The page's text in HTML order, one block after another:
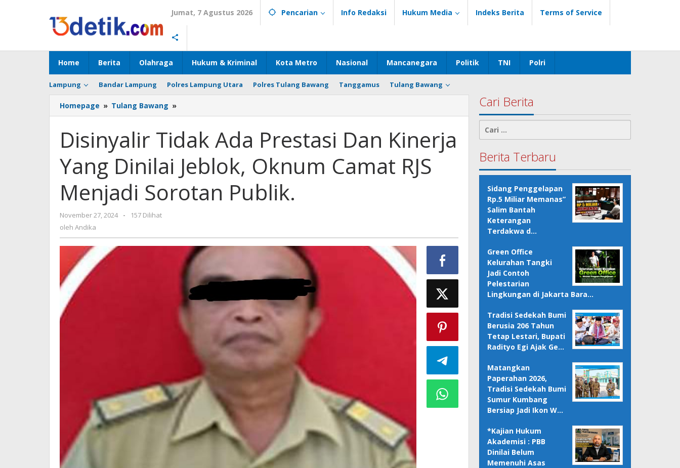
Jumat, 7 Agustus 2026 Pencarian Info Redaksi Hukum Media Indeks Berita Terms of Service
Home Berita Olahraga Hukum & Kriminal Kota Metro Nasional Mancanegara Politik TNI Polri
Lampung Bandar Lampung Polres Lampung Utara Polres Tulang Bawang Tanggamus Tulang Bawang
Homepage » Tulang Bawang »
Tidak
Prestasi
Dan
Kinerja
Yang
Dinilai
Jeblok,
Oknum
Sorotan
Publik.
Disinyalir Tidak Ada Prestasi Dan Kinerja
Yang Dinilai Jeblok, Oknum Camat RJS
Menjadi Sorotan Publik.
November 27, 2024
oleh
-
157 Dilihat
oleh Andika
Cari Berita
Cari
untuk:
Berita Terbaru
Sidang Penggelapan
Rp.5 Miliar Memanas”
Salim Bantah
Keterangan
Terdakwa d…
Green Office
Kelurahan Tangki
Jadi Contoh
Pelestarian
Lingkungan di Jakarta Bara…
Tradisi Sedekah Bumi
Berusia 206 Tahun
Tetap Lestari, Bupati
Radityo Egi Ajak Ge…
Matangkan
Paperahan 2026,
Tradisi Sedekah Bumi
Sumur Kumbang
Bersiap Jadi Ikon W…
*Kajian Hukum
Akademisi : PBB
Dinilai Belum
Memenuhi Asas